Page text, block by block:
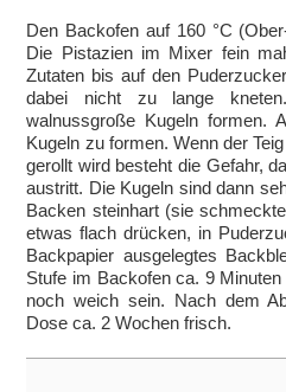
Den Backofen auf 160 °C
Die Pistazien im Mixer fein
Zutaten bis auf den
dabei nicht zu lange
walnussgroße Kugeln formen.
Kugeln zu formen. Wenn der
gerollt wird besteht die Gefahr,
austritt. Die Kugeln sind dann
Backen steinhart (sie
etwas flach drücken, in
Backpapier ausgelegtes
Stufe im Backofen ca. 9
noch weich sein. Nach dem
Dose ca. 2 Wochen frisch.